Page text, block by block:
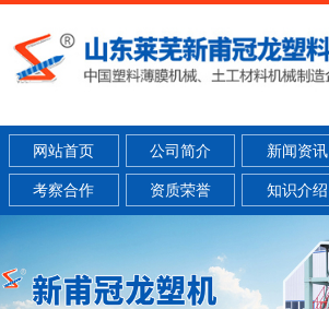
网站首页 公司简介 新闻资讯
考察合作 资质荣誉 知识介绍